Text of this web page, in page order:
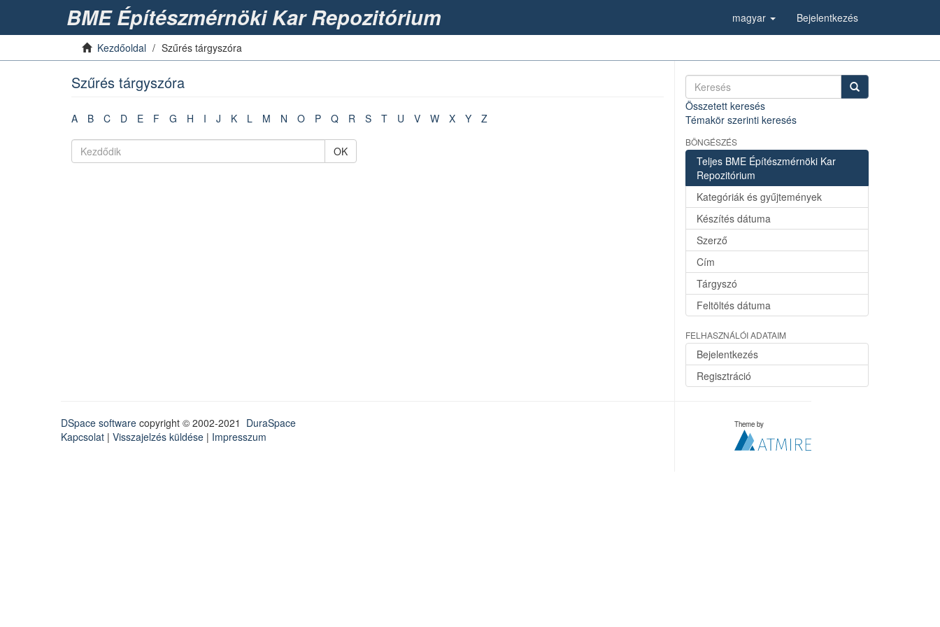
BME Építészmérnöki Kar Repozitórium magyar Bejelentkezés
Kezdőoldal Szűrés tárgyszóra
Szűrés tárgyszóra
A B C D E F G H I J K L M N O P Q R S T U V W X Y Z
OK
Összetett keresés
Témakör szerinti keresés
BÖNGÉSZÉS
Teljes BME Építészmérnöki Kar
Repozitórium
Kategóriák és gyűjtemények
Készítés dátuma
Szerző
Cím
Tárgyszó
Feltöltés dátuma
FELHASZNÁLÓI ADATAIM
Bejelentkezés
Regisztráció
DSpace software copyright © 2002-2021 DuraSpace
Kapcsolat | Visszajelzés küldése | Impresszum
Theme by